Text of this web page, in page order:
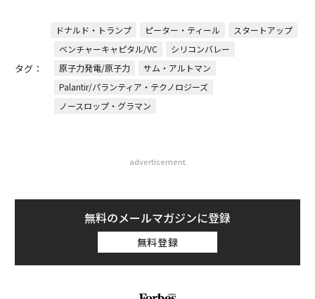
タグ：
ドナルド・トランプ ピーター・ティール
スタートアップ
ベンチャーキャピタル/VC
シリコンバレー
原子力発電/原子力
サム・アルトマン
Palantir/パランティア・テクノロジーズ
ノースロップ・グラマン
advertisement
無料のメールマガジンに登録
無料登録